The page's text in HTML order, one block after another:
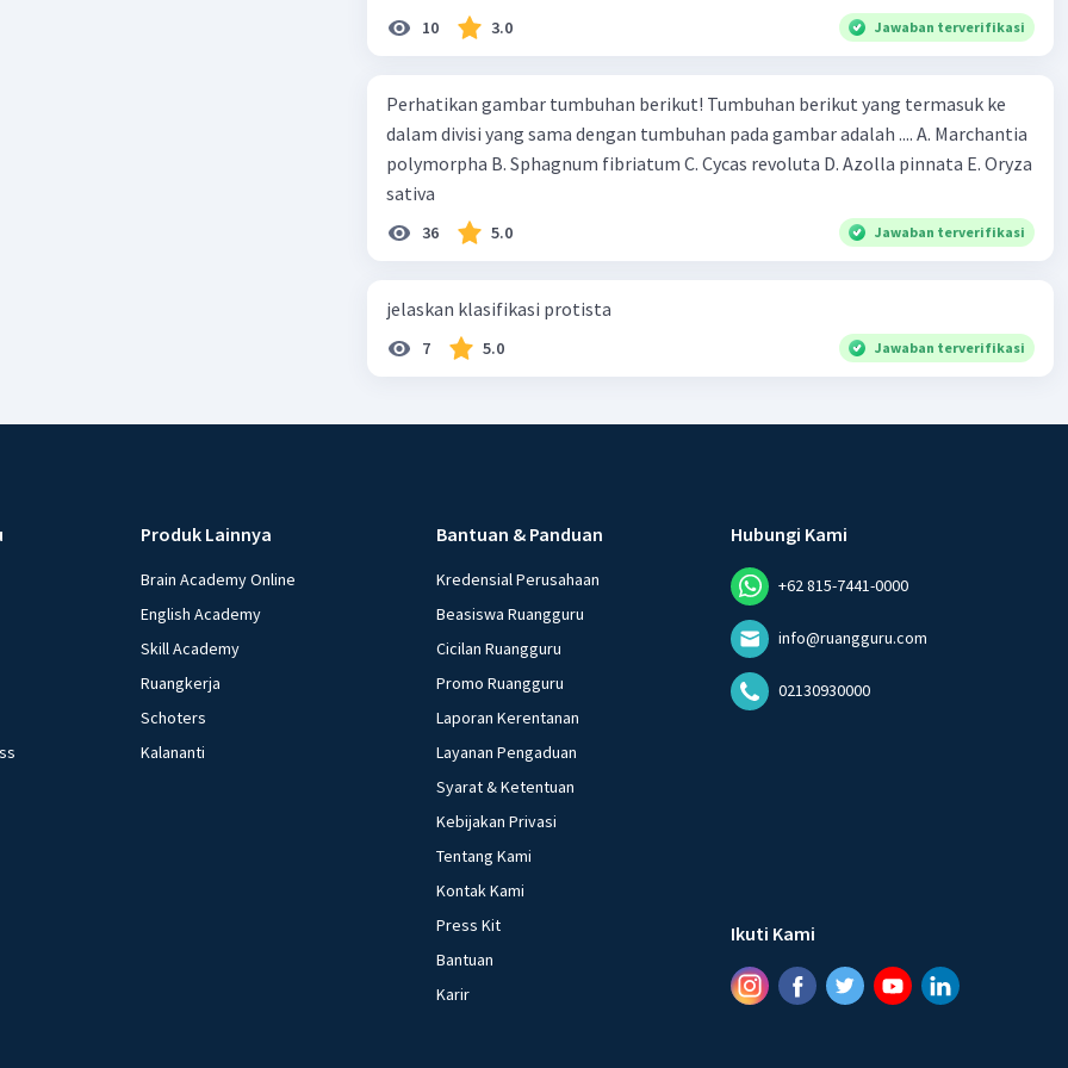
10 3.0 Jawaban terverifikasi
Perhatikan gambar tumbuhan berikut! Tumbuhan berikut yang termasuk ke
dalam divisi yang sama dengan tumbuhan pada gambar adalah .... A. Marchantia
polymorpha B. Sphagnum fibriatum C. Cycas revoluta D. Azolla pinnata E. Oryza
sativa
36 5.0 Jawaban terverifikasi
jelaskan klasifikasi protista
7 5.0 Jawaban terverifikasi
Produk Lainnya
Brain Academy Online
English Academy
Skill Academy
Ruangkerja
Schoters
Kalananti
Bantuan & Panduan
Kredensial Perusahaan
Beasiswa Ruangguru
Cicilan Ruangguru
Promo Ruangguru
Laporan Kerentanan
Layanan Pengaduan
Syarat & Ketentuan
Kebijakan Privasi
Tentang Kami
Kontak Kami
Press Kit
Bantuan
Karir
Hubungi Kami
+62 815-7441-0000
info@ruangguru.com
02130930000
Ikuti Kami